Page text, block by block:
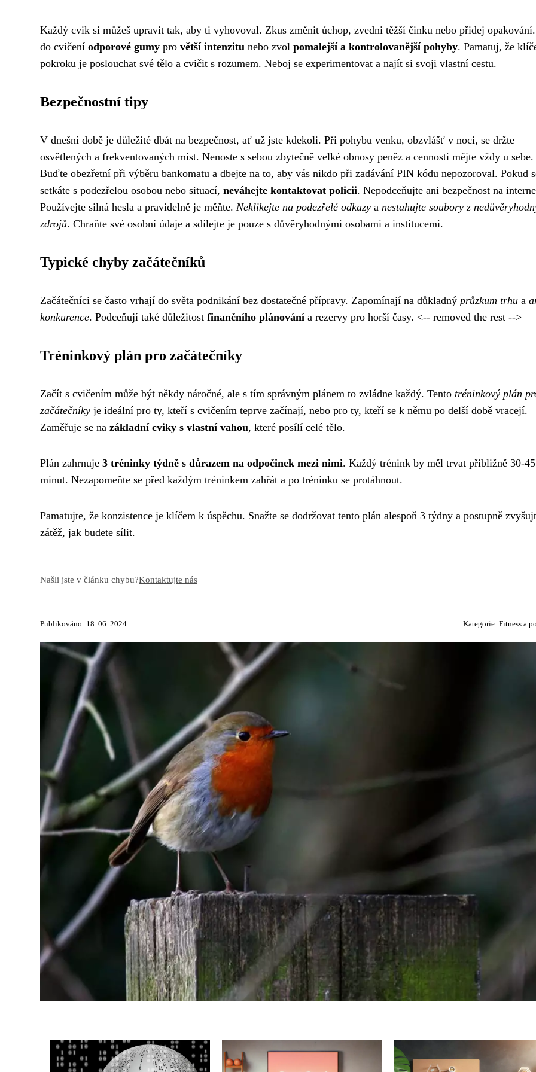
Každý cvik si můžeš upravit tak, aby ti vyhovoval. Zkus změnit úchop, zvedni těžší činku nebo přidej
do cvičení odporové gumy pro větší intenzitu nebo zvol pomalejší a kontrolovanější pohyby. Pamatuj, že
pokroku je poslouchat své tělo a cvičit s rozumem. Neboj se experimentovat a najít si svoji vlastní cestu.
Bezpečnostní tipy
V dnešní době je důležité dbát na bezpečnost, ať už jste kdekoli. Při pohybu venku, obzvlášť v noci, se držte
osvětlených a frekventovaných míst. Nenoste s sebou zbytečně velké obnosy peněz a cennosti mějte vždy u sebe.
Buďte obezřetní při výběru bankomatu a dbejte na to, aby vás nikdo při zadávání PIN kódu nepozoroval. Pokud
setkáte s podezřelou osobou nebo situací, neváhejte kontaktovat policii. Nepodceňujte ani bezpečnost na
Používejte silná hesla a pravidelně je měňte. Neklikejte na podezřelé odkazy a nestahujte soubory z
zdrojů. Chraňte své osobní údaje a sdílejte je pouze s důvěryhodnými osobami a institucemi.
Typické chyby začátečníků
Začátečníci se často vrhají do světa podnikání bez dostatečné přípravy. Zapomínají na důkladný průzkum trhu a
konkurence. Podceňují také důležitost finančního plánovánía rezervy pro horší časy. <-- removed the rest -->
Tréninkový plán pro začátečníky
Začít s cvičením může být někdy náročné, ale s tím správným plánem to zvládne každý. Tento tréninkový plán
začátečníky je ideální pro ty, kteří s cvičením teprve začínají, nebo pro ty, kteří se k němu po delší době vracejí.
Zaměřuje se na základní cviky s vlastní vahou, které posílí celé tělo.
Plán zahrnuje 3 tréninky týdně s důrazem na odpočinek mezi nimi. Každý trénink by měl trvat přibližně 30-45
minut. Nezapomeňte se před každým tréninkem zahřát a po tréninku se protáhnout.
Pamatujte, že konzistence je klíčem k úspěchu. Snažte se dodržovat tento plán alespoň 3 týdny a postupně
zátěž, jak budete sílit.
Našli jste v článku chybu?Kontaktujte nás
Publikováno: 18. 06. 2024 Kategorie: Fitness a